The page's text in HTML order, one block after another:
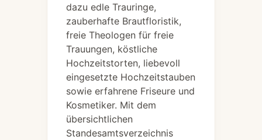
dazu edle Trauringe,
zauberhafte Brautfloristik,
freie Theologen für freie
Trauungen, köstliche
Hochzeitstorten, liebevoll
eingesetzte Hochzeitstauben
sowie erfahrene Friseure und
Kosmetiker. Mit dem
übersichtlichen
Standesamtsverzeichnis